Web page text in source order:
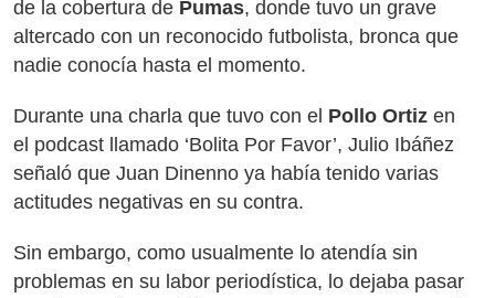
de la cobertura de Pumas, donde tuvo un grave
altercado con un reconocido futbolista, bronca que
nadie conocía hasta el momento.
Durante una charla que tuvo con el Pollo Ortiz en
el podcast llamado ‘Bolita Por Favor’, Julio Ibáñez
señaló que Juan Dinenno ya había tenido varias
actitudes negativas en su contra.
Sin embargo, como usualmente lo atendía sin
problemas en su labor periodística, lo dejaba pasar